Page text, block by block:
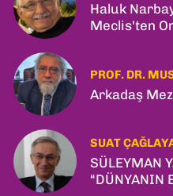
Haluk
Meclis'ten
PROF. DR.
Arkadaş
SUAT
SÜLEYMAN
“DÜNYANIN